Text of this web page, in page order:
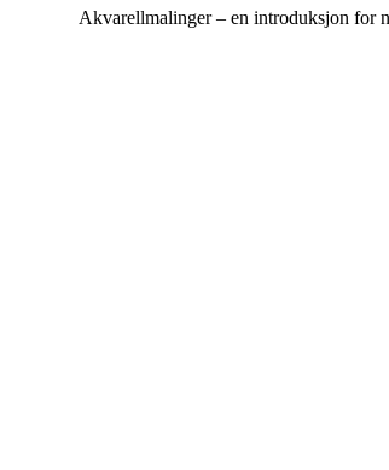
Akvarellmalinger – en introduksjon for